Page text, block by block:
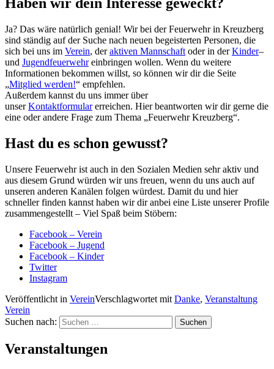
Haben wir dein Interesse geweckt?
Ja? Das wäre natürlich genial! Wir bei der Feuerwehr in Kreuzberg
sind ständig auf der Suche nach neuen begeisterten Personen, die
sich bei uns im Verein, deraktiven Mannschaft oder in derKinder–
und Jugendfeuerwehreinbringen wollen. Wenn du weitere
Informationen bekommen willst, so können wir dir die Seite
„Mitglied werden!“ empfehlen.
Außerdem kannst du uns immer über
unserKontaktformularerreichen. Hier beantworten wir dir gerne die
eine oder andere Frage zum Thema „Feuerwehr Kreuzberg“.
Hast du es schon gewusst?
Unsere Feuerwehr ist auch in den Sozialen Medien sehr aktiv und
aus diesem Grund würden wir uns freuen, wenn du uns auch auf
unseren anderen Kanälen folgen würdest. Damit du und hier
schneller finden kannst haben wir dir anbei eine Liste unserer Profile
zusammengestellt – Viel Spaß beim Stöbern:
Facebook – Verein
Facebook – Jugend
Facebook – Kinder
Twitter
Instagram
Veröffentlicht in VereinVerschlagwortet mit Danke, Veranstaltung
Verein
Suchen nach:
Veranstaltungen